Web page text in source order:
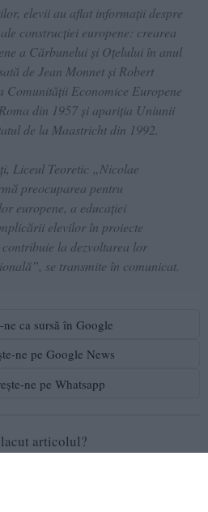
elevii au aflat informații despre
construcției europene: crearea
a Cărbunelui și Oțelului în anul
de Jean Monnet și Robert
Comunității Economice Europene
din 1957 și apariția Uniunii
de la Maastricht din 1992.
Liceul Teoretic „Nicolae
preocuparea pentru
europene, a educației
elevilor în proiecte
la dezvoltarea lor
se transmite în comunicat.
ne ca sursă în Google
ne pe Google News
ne pe Whatsapp
articolul?